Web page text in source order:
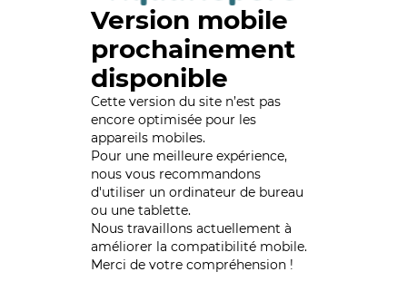
Version mobile
prochainement
disponible
Cette version du site n’est pas
encore optimisée pour les
appareils mobiles.
Pour une meilleure expérience,
nous vous recommandons
d'utiliser un ordinateur de bureau
ou une tablette.
Nous travaillons actuellement à
améliorer la compatibilité mobile.
Merci de votre compréhension !